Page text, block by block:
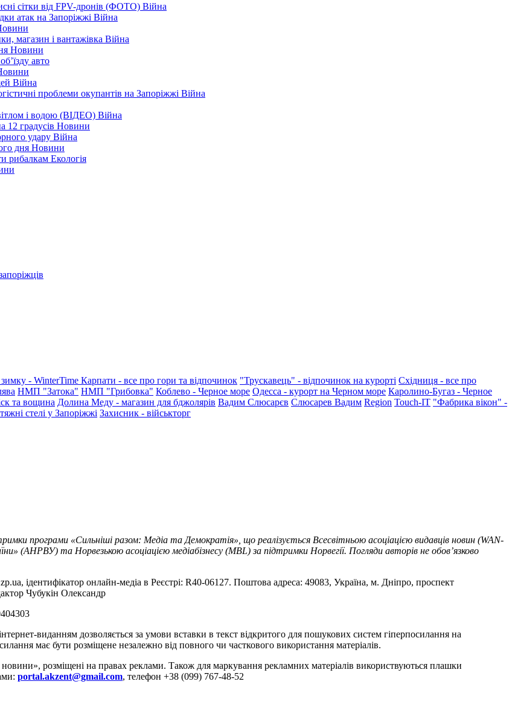
сітки від FPV-дронів (ФОТО) Війна
атак на Запоріжжі Війна
магазин і вантажівка Війна
Новини
авто
Війна
проблеми окупантів на Запоріжжі Війна
і водою (ВІДЕО) Війна
12 градусів Новини
удару Війна
дня Новини
рибалкам Екологія
- WinterTime Карпати - все про гори та відпочинок "Трускавець" - відпочинок на курорті Східниця - все про
НМП "Затока" НМП "Грибовка" Коблево - Черное море Одесса - курорт на Черном море Каролино-Бугаз - Черное
та вощина Долина Меду - магазин для бджолярів Вадим Слюсарєв Слюсарев Вадим Region Touch-IT "Фабрика вікон" -
стелі у Запоріжжі Захисник - військторг
програми «Сильніші разом: Медіа та Демократія», що реалізується Всесвітньою асоціацією видавців новин (WAN-
(АНРВУ) та Норвезькою асоціацією медіабізнесу (MBL) за підтримки Норвегії. Погляди авторів не обов’язково
ідентифікатор онлайн-медіа в Реєстрі: R40-06127. Поштова адреса: 49083, Україна, м. Дніпро, проспект
Чубукін Олександр
виданням дозволяється за умови вставки в текст відкритого для пошукових систем гіперпосилання на
має бути розміщене незалежно від повного чи часткового використання матеріалів.
розміщені на правах реклами. Також для маркування рекламних матеріалів використвуються плашки
portal.akzent@gmail.com, телефон +38 (099) 767-48-52